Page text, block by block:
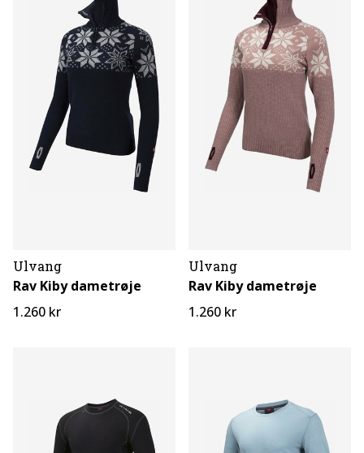
Ulvang
Rav Kiby dametrøje
1.260 kr
Ulvang
Rav Kiby dametrøje
1.260 kr